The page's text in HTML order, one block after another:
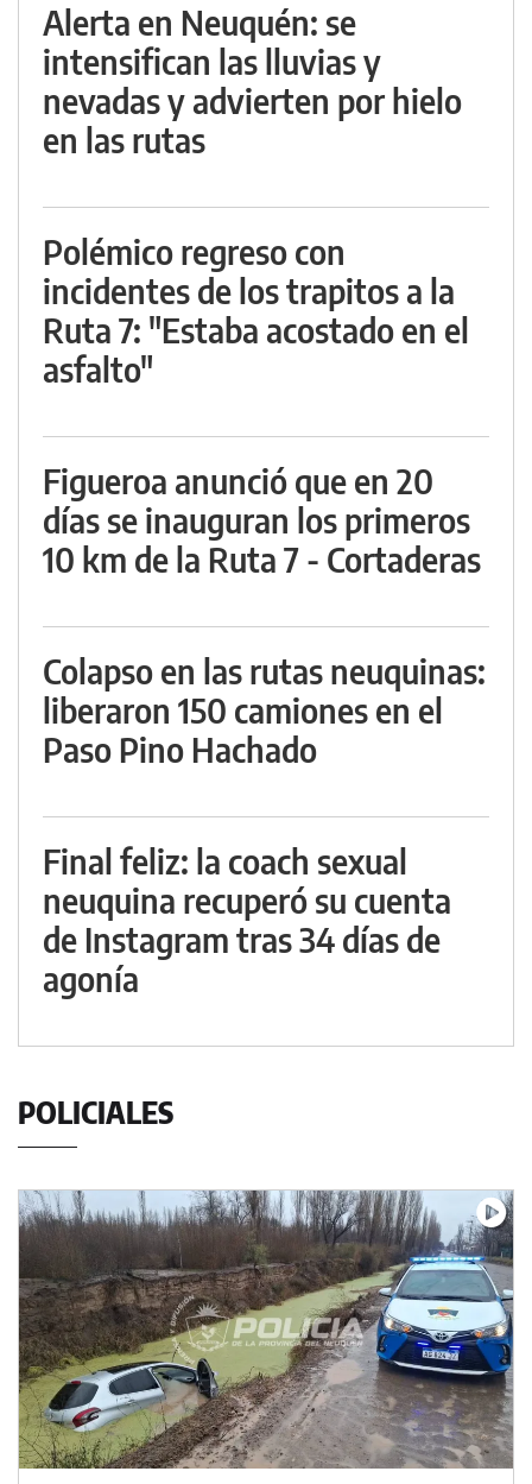
Alerta en Neuquén: se
intensifican las lluvias y
nevadas y advierten por hielo
en las rutas
Polémico regreso con
incidentes de los trapitos a la
Ruta 7: "Estaba acostado en el
asfalto"
Figueroa anunció que en 20
días se inauguran los primeros
10 km de la Ruta 7 - Cortaderas
Colapso en las rutas neuquinas:
liberaron 150 camiones en el
Paso Pino Hachado
Final feliz: la coach sexual
neuquina recuperó su cuenta
de Instagram tras 34 días de
agonía
POLICIALES